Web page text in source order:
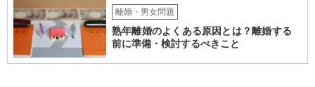
離婚・男女問題
熟年離婚のよくある原因とは？離婚する
前に準備・検討するべきこと